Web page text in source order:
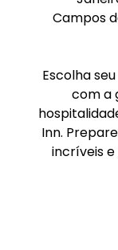
Campos
Escolha
com a
Inn.
incríveis